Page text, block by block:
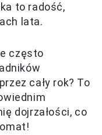
to radość,
lata.
często
cały rok? To
dojrzałości, co